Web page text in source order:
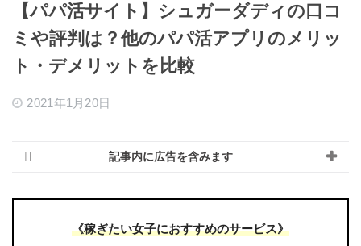
【パパ活サイト】シュガーダディの口コ
ミや評判は？他のパパ活アプリのメリッ
ト・デメリットを比較
2021年1月20日
記事内に広告を含みます
《稼ぎたい女子におすすめのサービス》